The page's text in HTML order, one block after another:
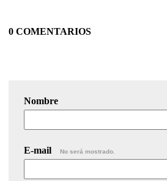
0 COMENTARIOS
Nombre
E-mail No será mostrado.